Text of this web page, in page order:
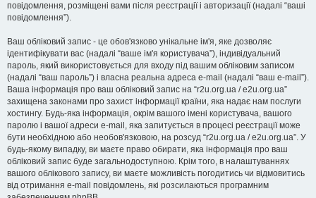
повідомлення, розміщені вами після реєстрації і авторизації (надалі “ваші
повідомлення”).
Ваш обліковий запис - це обов'язково унікальне ім'я, яке дозволяє
ідентифікувати вас (надалі “ваше ім'я користувача”), індивідуальний
пароль, який використовується для входу під вашим обліковим записом
(надалі “ваш пароль”) і власна реальна адреса e-mail (надалі “ваш e-mail”).
Ваша інформація про ваш обліковий запис на “r2u.org.ua / e2u.org.ua”
захищена законами про захист інформації країни, яка надає нам послуги
хостингу. Будь-яка інформація, окрім вашого імені користувача, вашого
паролю і вашої адреси e-mail, яка запитується в процесі реєстрації може
бути необхідною або необов'язковою, на розсуд “r2u.org.ua / e2u.org.ua”. У
будь-якому випадку, ви маєте право обирати, яка інформація про ваш
обліковий запис буде загальнодоступною. Крім того, в налаштуваннях
вашого облікового запису, ви маєте можливість погодитись чи відмовитись
від отримання e-mail повідомлень, які розсилаються програмним